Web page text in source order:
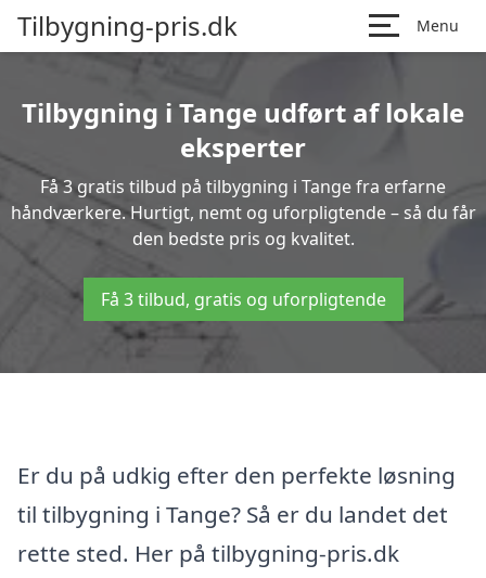
Tilbygning-pris.dk Menu
Tilbygning i Tange udført af lokale
eksperter
Få 3 gratis tilbud på tilbygning i Tange fra erfarne
håndværkere. Hurtigt, nemt og uforpligtende – så du får
den bedste pris og kvalitet.
Få 3 tilbud, gratis og uforpligtende
Er du på udkig efter den perfekte løsning
til tilbygning i Tange? Så er du landet det
rette sted. Her på tilbygning-pris.dk